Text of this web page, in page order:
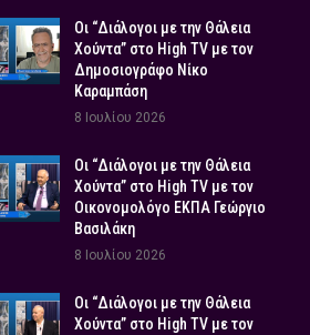
Οι “Διάλογοι με την Θάλεια
Χούντα” στο High TV με τον
Δημοσιογράφο Νίκο
Καραμπάση
8 Ιουλίου 2026
Οι “Διάλογοι με την Θάλεια
Χούντα” στο High TV με τον
Οικονομολόγο ΕΚΠΑ Γεώργιο
Βασιλάκη
8 Ιουλίου 2026
Οι “Διάλογοι με την Θάλεια
Χούντα” στο High TV με τον